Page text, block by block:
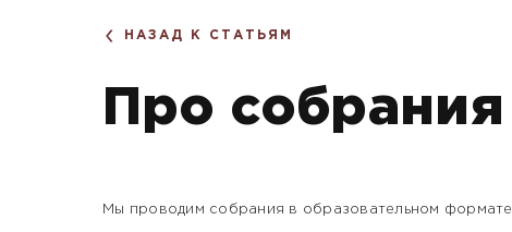
НАЗАД К СТАТЬЯМ
Про собрания
Мы проводим собрания в образовательном формате